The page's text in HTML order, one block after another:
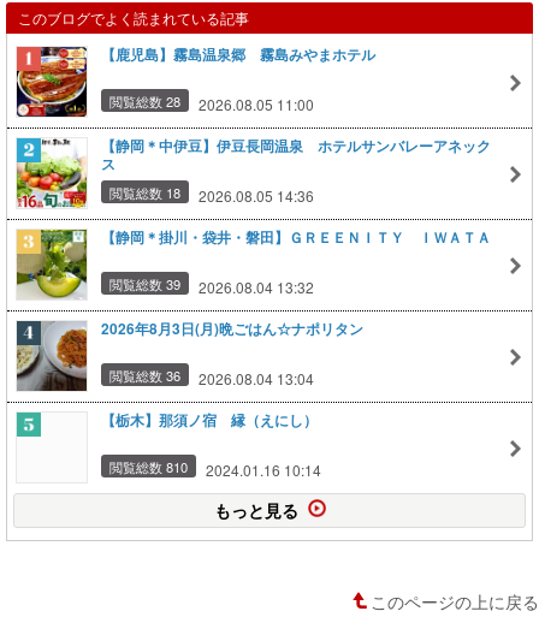
このブログでよく読まれている記事
【鹿児島】霧島温泉郷 霧島みやまホテル
閲覧総数 28 2026.08.05 11:00
【静岡＊中伊豆】伊豆長岡温泉 ホテルサンバレーアネック
ス
閲覧総数 18 2026.08.05 14:36
【静岡＊掛川・袋井・磐田】ＧＲＥＥＮＩＴＹ ＩＷＡＴＡ
閲覧総数 39 2026.08.04 13:32
2026年8月3日(月)晩ごはん☆ナポリタン
閲覧総数 36 2026.08.04 13:04
【栃木】那須ノ宿 縁（えにし）
閲覧総数 810 2024.01.16 10:14
もっと見る
このページの上に戻る